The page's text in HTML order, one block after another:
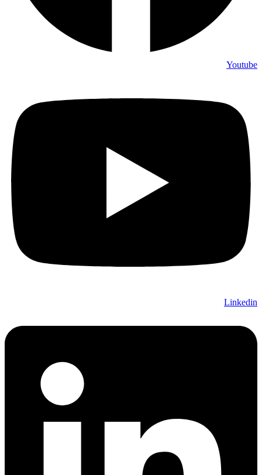
Youtube
Linkedin